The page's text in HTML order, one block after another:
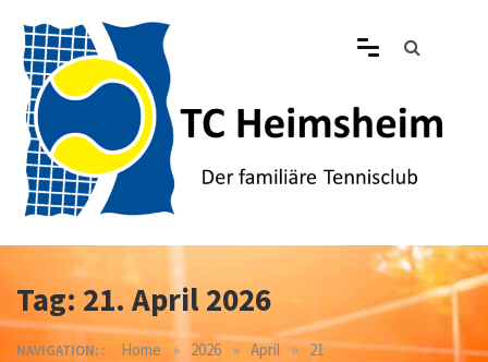
content
Tennisclub Heimsheim
Tag: 21. April 2026
NAVIGATION: : Home » 2026 » April » 21